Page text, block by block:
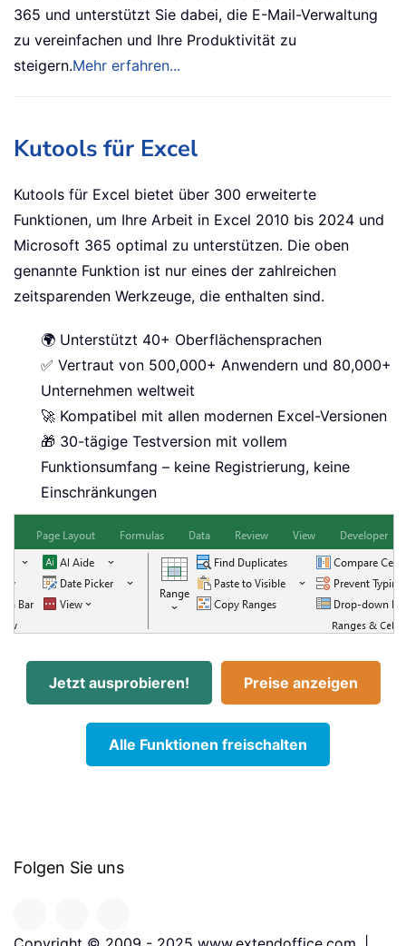
365 und unterstützt Sie dabei, die E-Mail-Verwaltung
zu vereinfachen und Ihre Produktivität zu
steigern.Mehr erfahren...
Kutools für Excel
Kutools für Excel bietet über 300 erweiterte
Funktionen, um Ihre Arbeit in Excel 2010 bis 2024 und
Microsoft 365 optimal zu unterstützen. Die oben
genannte Funktion ist nur eines der zahlreichen
zeitsparenden Werkzeuge, die enthalten sind.
🌍 Unterstützt 40+ Oberflächensprachen
✅ Vertraut von 500,000+ Anwendern und 80,000+
Unternehmen weltweit
🚀 Kompatibel mit allen modernen Excel-Versionen
🎁 30-tägige Testversion mit vollem
Funktionsumfang – keine Registrierung, keine
Einschränkungen
Jetzt ausprobieren! Preise anzeigen
Alle Funktionen freischalten
Folgen Sie uns